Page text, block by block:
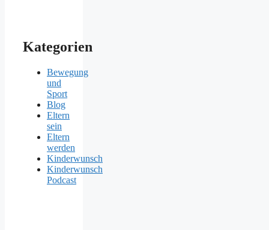
Kategorien
Bewegung
und
Sport
Blog
Eltern
sein
Eltern
werden
Kinderwunsch
Kinderwunsch
Podcast